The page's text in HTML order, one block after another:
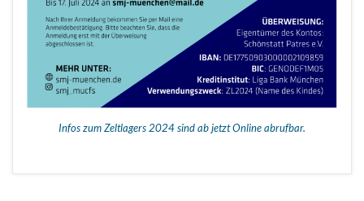
Infos zum Zeltlagers 2024 sind ab jetzt Online abrufbar.